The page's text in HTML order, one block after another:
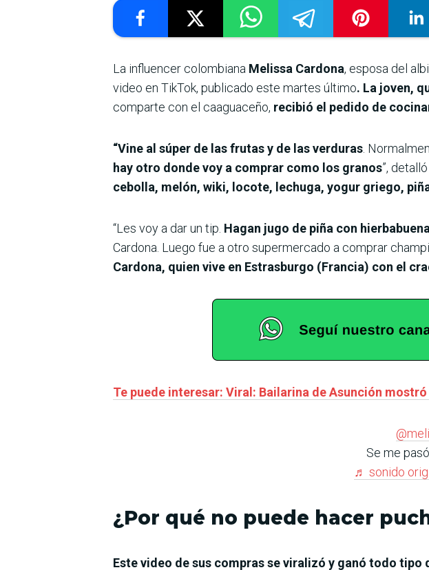
La influencer colombiana Melissa Cardona, esposa del
video en TikTok, publicado este martes último. La joven,
comparte con el caaguaceño, recibió el pedido de
“Vine al súper de las frutas y de las verduras .
hay otro donde voy a comprar como los granos”,
cebolla, melón, wiki, locote, lechuga, yogur griego,
“Les voy a dar un tip. Hagan jugo de piña con
Cardona. Luego fue a otro supermercado a comprar
Cardona, quien vive en Estrasburgo (Francia) con el
Te puede interesar: Viral: Bailarina de Asunción
Se me
♬ sonido
¿Por qué no puede hacer
Este video de sus compras se viralizó y ganó todo tipo